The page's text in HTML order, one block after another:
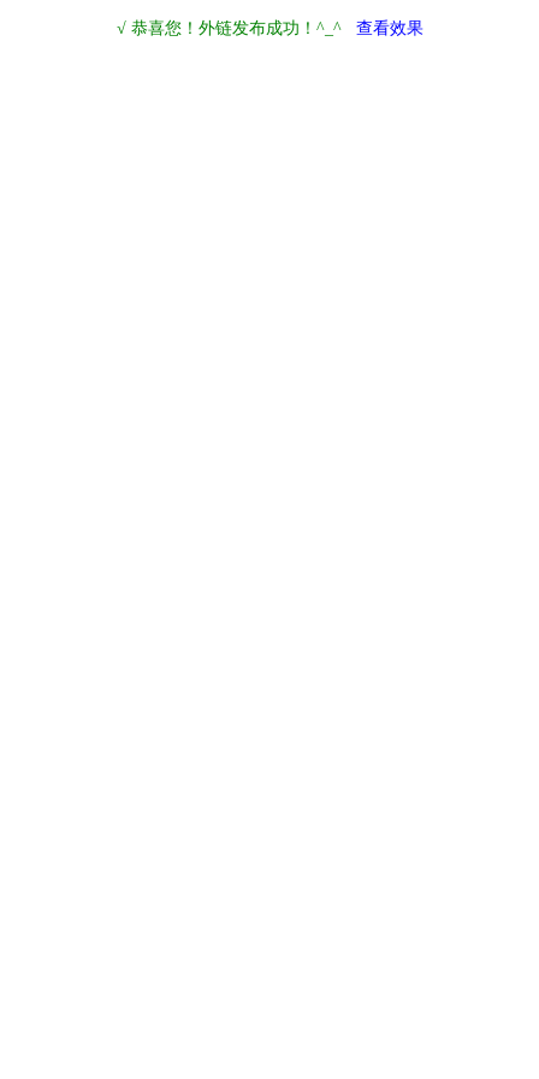
√ 恭喜您！外链发布成功！^_^ 查看效果